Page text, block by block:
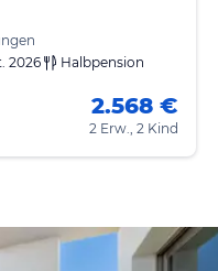
2026
Halbpension
2.568 €
2 Erw., 2 Kind